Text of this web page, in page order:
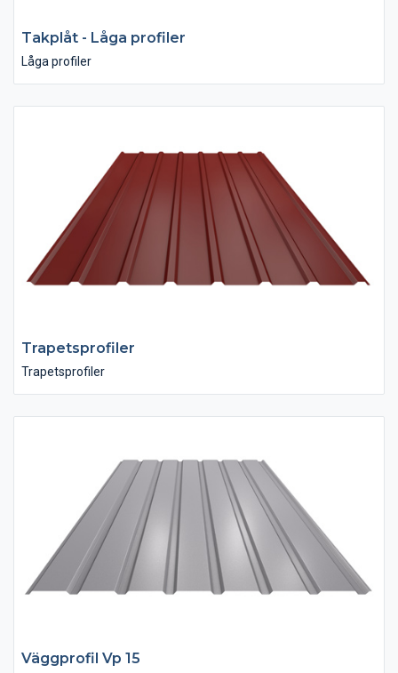
Takplåt - Låga profiler
Låga profiler
Trapetsprofiler
Trapetsprofiler
Väggprofil Vp 15